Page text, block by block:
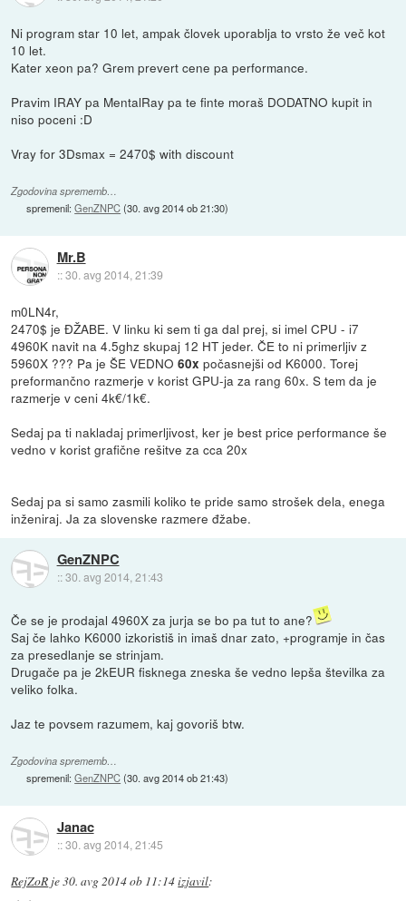
Ni program star 10 let, ampak človek uporablja to vrsto že več kot
10 let.
Kater xeon pa? Grem prevert cene pa performance.
Pravim IRAY pa MentalRay pa te finte moraš DODATNO kupit in
niso poceni :D
Vray for 3Dsmax = 2470$ with discount
Zgodovina sprememb…
spremenil:GenZNPC(30. avg 2014 ob 21:30)
Mr.B
::30. avg 2014, 21:39
m0LN4r,
2470$ je ĐŽABE. V linku ki sem ti ga dal prej, si imel CPU - i7
4960K navit na 4.5ghz skupaj 12 HT jeder. ČE to ni primerljiv z
5960X ??? Pa je ŠE VEDNO60x počasnejši od K6000. Torej
preformančno razmerje v korist GPU-ja za rang 60x. S tem da je
razmerje v ceni 4k€/1k€.
Sedaj pa ti nakladaj primerljivost, ker je best price performance še
vedno v korist grafične rešitve za cca 20x
Sedaj pa si samo zasmili koliko te pride samo strošek dela, enega
inženiraj. Ja za slovenske razmere đžabe.
GenZNPC
::30. avg 2014, 21:43
Če se je prodajal 4960X za jurja se bo pa tut to ane?
Saj če lahko K6000 izkoristiš in imaš dnar zato, +programje in čas
za presedlanje se strinjam.
Drugače pa je 2kEUR fisknega zneska še vedno lepša številka za
veliko folka.
Jaz te povsem razumem, kaj govoriš btw.
Zgodovina sprememb…
spremenil:GenZNPC(30. avg 2014 ob 21:43)
Janac
::30. avg 2014, 21:45
RejZoR je30. avg 2014 ob 11:14izjavil: